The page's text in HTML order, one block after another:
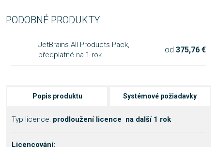
PODOBNÉ PRODUKTY
JetBrains All Products Pack,
předplatné na 1 rok
od 375,76 €
Popis produktu Systémové požiadavky
Typ licence: prodloužení licence na další 1 rok
Licencování: